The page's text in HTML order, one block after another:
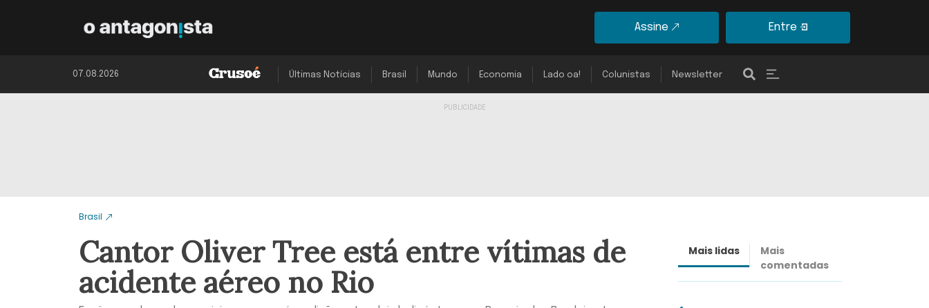
Assine Entre
07.08.2026 Últimas Notícias Brasil Mundo Economia Lado oa! Colunistas Newsletter
Brasil
Cantor Oliver Tree está entre vítimas de
acidente aéreo no Rio
Mais lidas
Mais
comentadas